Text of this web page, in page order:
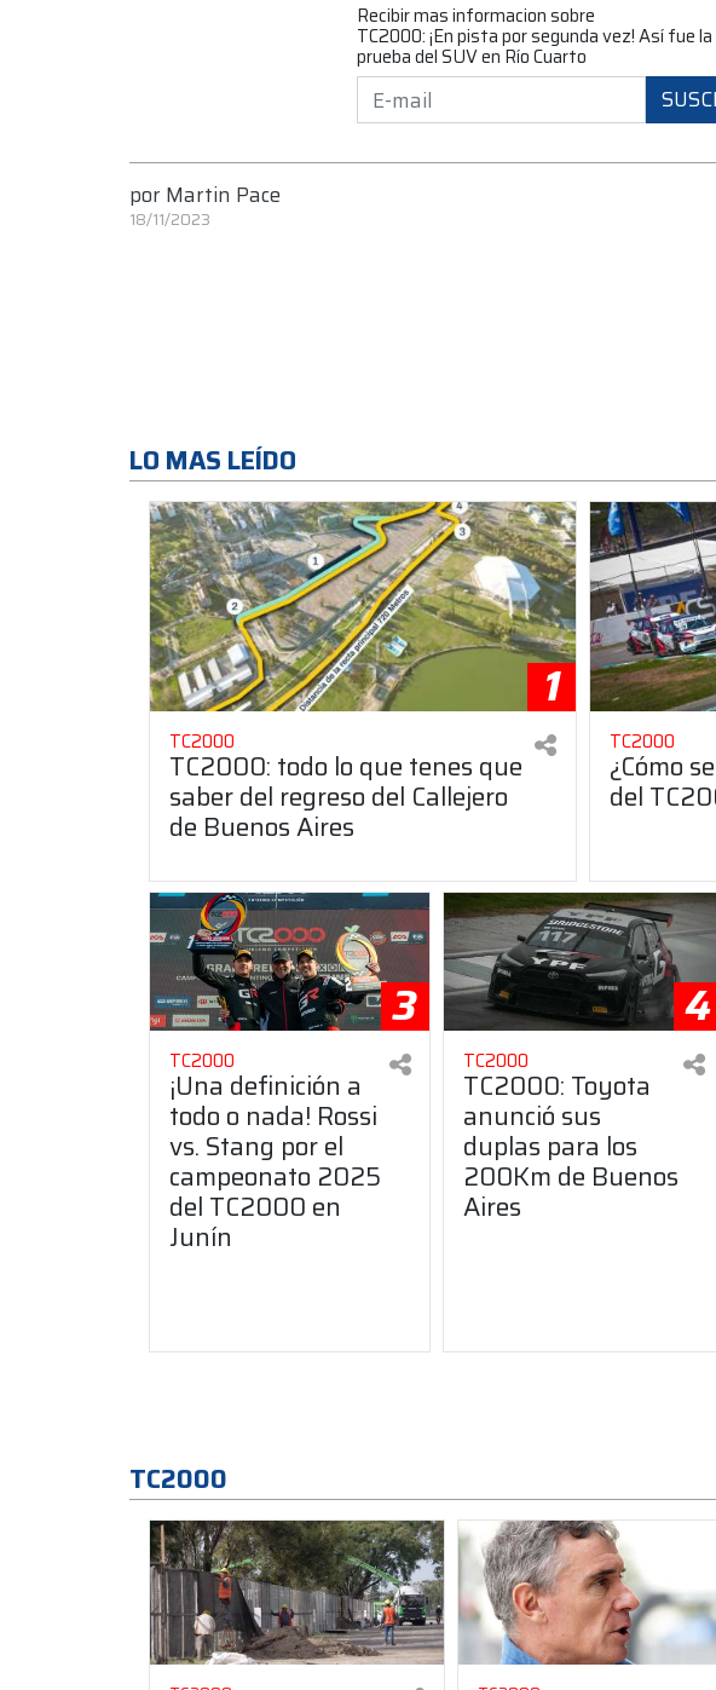
Recibir mas informacion sobre
TC2000: ¡En pista por segunda vez! Así fue
prueba del SUV en Río Cuarto
por Martin Pace
18/11/2023
LO MAS LEÍDO
1
TC2000
TC2000: todo lo que tenes que
saber del regreso del Callejero
de Buenos Aires
TC2000
¿Cómo
del
3
TC2000
¡Una definición a
todo o nada! Rossi
vs. Stang por el
campeonato 2025
del TC2000 en
Junín
4
TC2000
TC2000: Toyota
anunció sus
duplas para los
200Km de Buenos
Aires
TC2000